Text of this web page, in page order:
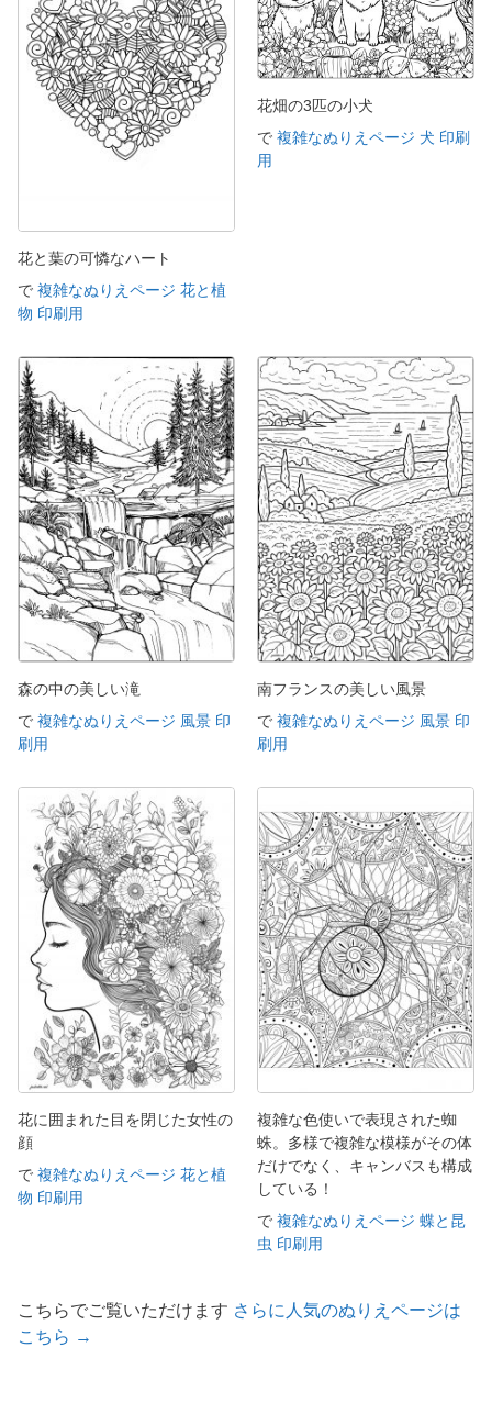
花と葉の可憐なハート
で 複雑なぬりえページ 花と植
物 印刷用
花畑の3匹の小犬
で 複雑なぬりえページ 犬 印刷
用
森の中の美しい滝
で 複雑なぬりえページ 風景 印
刷用
南フランスの美しい風景
で 複雑なぬりえページ 風景 印
刷用
花に囲まれた目を閉じた女性の
顔
で 複雑なぬりえページ 花と植
物 印刷用
複雑な色使いで表現された蜘
蛛。多様で複雑な模様がその体
だけでなく、キャンバスも構成
している！
で 複雑なぬりえページ 蝶と昆
虫 印刷用
こちらでご覧いただけます さらに人気のぬりえページは
こちら →